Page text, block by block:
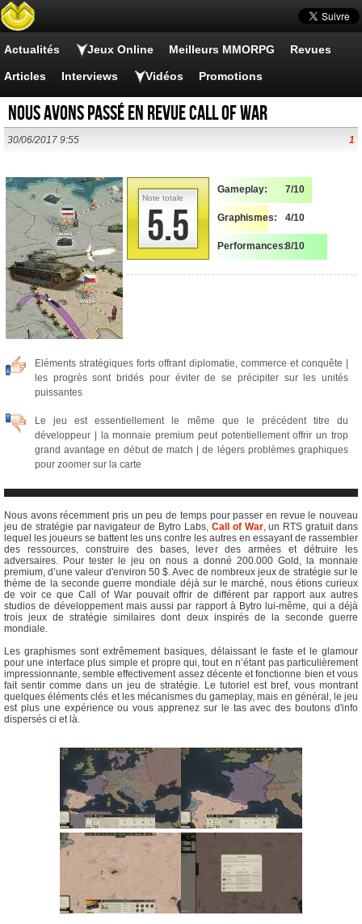
Actualités Jeux Online Meilleurs MMORPG Revues
Articles Interviews Vidéos Promotions
Nous avons passé en revue Call of War
30/06/2017 9:55 1
5.5
Note totale
Gameplay: 7/10
Graphismes: 4/10
Performances:8/10
Eléments stratégiques forts offrant diplomatie, commerce et conquête |
les progrès sont bridés pour éviter de se précipiter sur les unités
puissantes
Le jeu est essentiellement le même que le précédent titre du
développeur | la monnaie premium peut potentiellement offrir un trop
grand avantage en début de match | de légers problèmes graphiques
pour zoomer sur la carte
Nous avons récemment pris un peu de temps pour passer en revue le nouveau
jeu de stratégie par navigateur de Bytro Labs, Call of War, un RTS gratuit dans
lequel les joueurs se battent les uns contre les autres en essayant de rassembler
des ressources, construire des bases, lever des armées et détruire les
adversaires. Pour tester le jeu on nous a donné 200.000 Gold, la monnaie
premium, d’une valeur d'environ 50 $. Avec de nombreux jeux de stratégie sur le
thème de la seconde guerre mondiale déjà sur le marché, nous étions curieux
de voir ce que Call of War pouvait offrir de différent par rapport aux autres
studios de développement mais aussi par rapport à Bytro lui-même, qui a déjà
trois jeux de stratégie similaires dont deux inspirés de la seconde guerre
mondiale.
Les graphismes sont extrêmement basiques, délaissant le faste et le glamour
pour une interface plus simple et propre qui, tout en n’étant pas particulièrement
impressionnante, semble effectivement assez décente et fonctionne bien et vous
fait sentir comme dans un jeu de stratégie. Le tutoriel est bref, vous montrant
quelques éléments clés et les mécanismes du gameplay, mais en général, le jeu
est plus une expérience ou vous apprenez sur le tas avec des boutons d'info
dispersés ci et là.